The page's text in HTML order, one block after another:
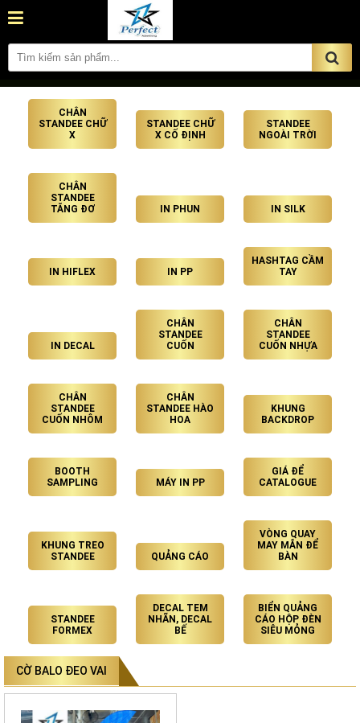
CHÂN
STANDEE CHỮ
X
STANDEE CHỮ
X CỐ ĐỊNH
STANDEE
NGOÀI TRỜI
CHÂN
STANDEE
TĂNG ĐƠ
IN PHUN IN SILK
IN HIFLEX IN PP
HASHTAG CẦM
TAY
IN DECAL
CHÂN
STANDEE
CUỐN
CHÂN
STANDEE
CUỐN NHỰA
CHÂN
STANDEE
CUỐN NHÔM
CHÂN
STANDEE HÀO
HOA
KHUNG
BACKDROP
BOOTH
SAMPLING
MÁY IN PP
GIÁ ĐỂ
CATALOGUE
KHUNG TREO
STANDEE
QUẢNG CÁO
VÒNG QUAY
MAY MẮN ĐỂ
BÀN
STANDEE
FORMEX
DECAL TEM
NHÃN, DECAL
BẾ
BIỂN QUẢNG
CÁO HỘP ĐÈN
SIÊU MỎNG
CỜ BALO ĐEO VAI